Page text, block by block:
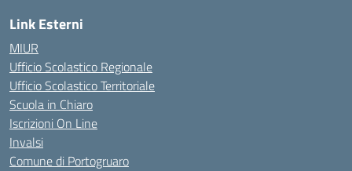
Link Esterni
MIUR
Ufficio Scolastico Regionale
Ufficio Scolastico Territoriale
Scuola in Chiaro
Iscrizioni On Line
Invalsi
Comune di Portogruaro